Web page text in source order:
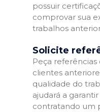
possuir
comprovar sua
trabalhos
Solicite
Peça referências
clientes
qualidade do
ajudará a
contratando um